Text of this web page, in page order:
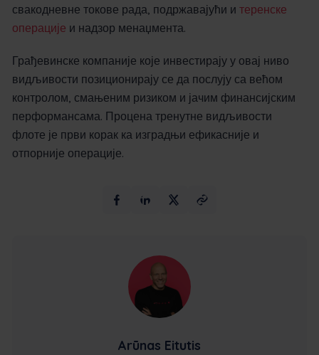
свакодневне токове рада, подржавајући и теренске
операције и надзор менаџмента.
Грађевинске компаније које инвестирају у овај ниво
видљивости позиционирају се да послују са већом
контролом, смањеним ризиком и јачим финансијским
перформансама. Процена тренутне видљивости
флоте је први корак ка изградњи ефикасније и
отпорније операције.
Arūnas Eitutis